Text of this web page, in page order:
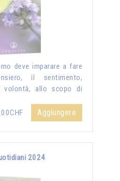
deve imparare a fare
il sentimento,
volontà, allo scopo di
Aggiungere
2024